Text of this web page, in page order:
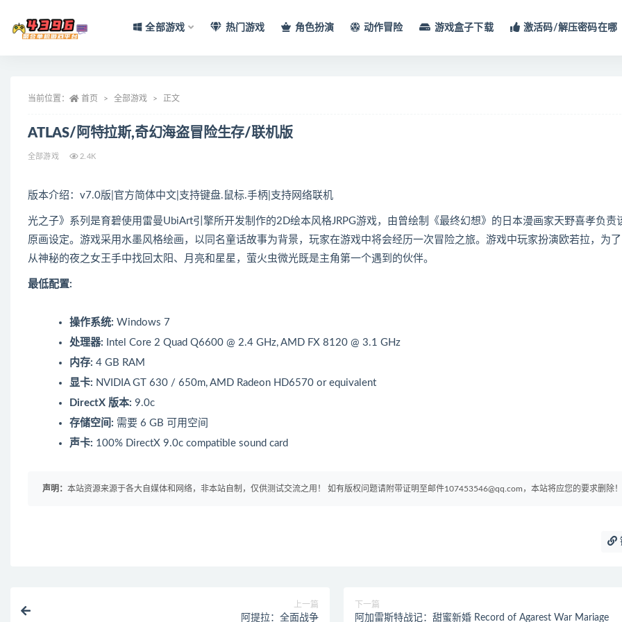
全部游戏 热门游戏 角色扮演 动作冒险 游戏盒子下载 激活码/解压密码在哪
当前位置： 首页 全部游戏 正文
ATLAS/阿特拉斯,奇幻海盗冒险生存/联机版
全部游戏 2.4K
版本介绍：v7.0版|官方简体中文|支持键盘.鼠标.手柄|支持网络联机
光之子》系列是育碧使用雷曼UbiArt引擎所开发制作的2D绘本风格JRPG游戏，由曾绘制《最终幻想》的日本漫画家天野喜孝负责
原画设定。游戏采用水墨风格绘画，以同名童话故事为背景，玩家在游戏中将会经历一次冒险之旅。游戏中玩家扮演欧若拉，为
从神秘的夜之女王手中找回太阳、月亮和星星，萤火虫微光既是主角第一个遇到的伙伴。
最低配置:
操作系统: Windows 7
处理器: Intel Core 2 Quad Q6600 @ 2.4 GHz, AMD FX 8120 @ 3.1 GHz
内存: 4 GB RAM
显卡: NVIDIA GT 630 / 650m, AMD Radeon HD6570 or equivalent
DirectX 版本: 9.0c
存储空间: 需要 6 GB 可用空间
声卡: 100% DirectX 9.0c compatible sound card
声明： 本站资源来源于各大自媒体和网络，非本站自制，仅供测试交流之用！ 如有版权问题请附带证明至邮件107453546@qq.com，本站将应您的要求删除！
上一篇
阿提拉：全面战争
下一篇
阿加雷斯特战记：甜蜜新婚 Record of Agarest War Mariage